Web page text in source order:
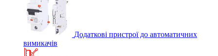
Додаткові пристрої до автоматичних
вимикачів